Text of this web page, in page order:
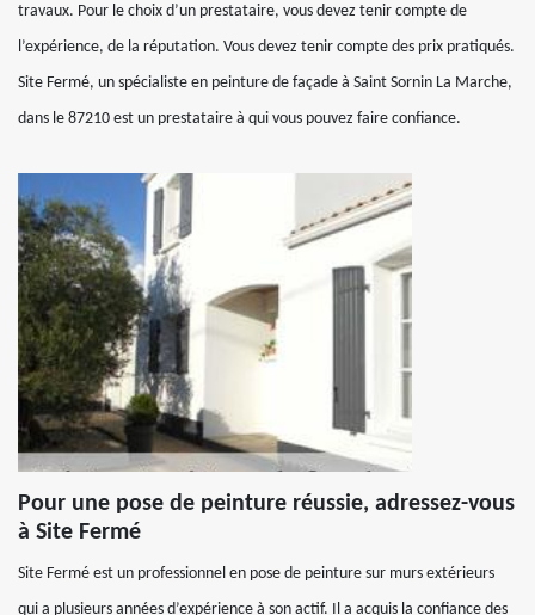
travaux. Pour le choix d’un prestataire, vous devez tenir compte de
l’expérience, de la réputation. Vous devez tenir compte des prix pratiqués.
Site Fermé, un spécialiste en peinture de façade à Saint Sornin La Marche,
dans le 87210 est un prestataire à qui vous pouvez faire confiance.
Pour une pose de peinture réussie, adressez-vous
à Site Fermé
Site Fermé est un professionnel en pose de peinture sur murs extérieurs
qui a plusieurs années d’expérience à son actif. Il a acquis la confiance des